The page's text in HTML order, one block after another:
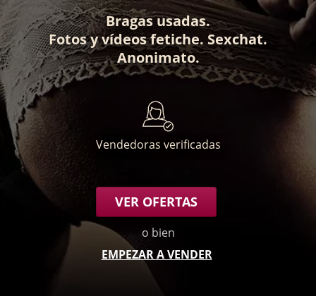
Bragas usadas.
Fotosyvídeos fetiche. Sexchat.
Anonimato.
Vendedoras verificadas
VER OFERTAS
o bien
EMPEZAR A VENDER